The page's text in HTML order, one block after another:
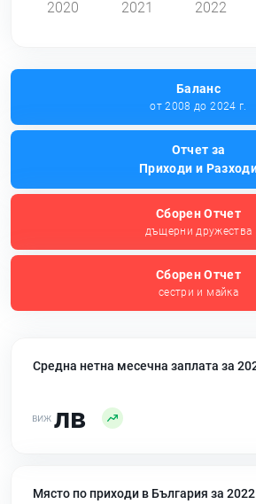
2020 2021 2022
Баланс
от 2008 до 2024 г.
Отчет за
Приходи и
Сборен Отчет
дъщерни дружества
Сборен Отчет
сестри и майка
Средна нетна месечна заплата за
лв
Място по приходи в България за 2022